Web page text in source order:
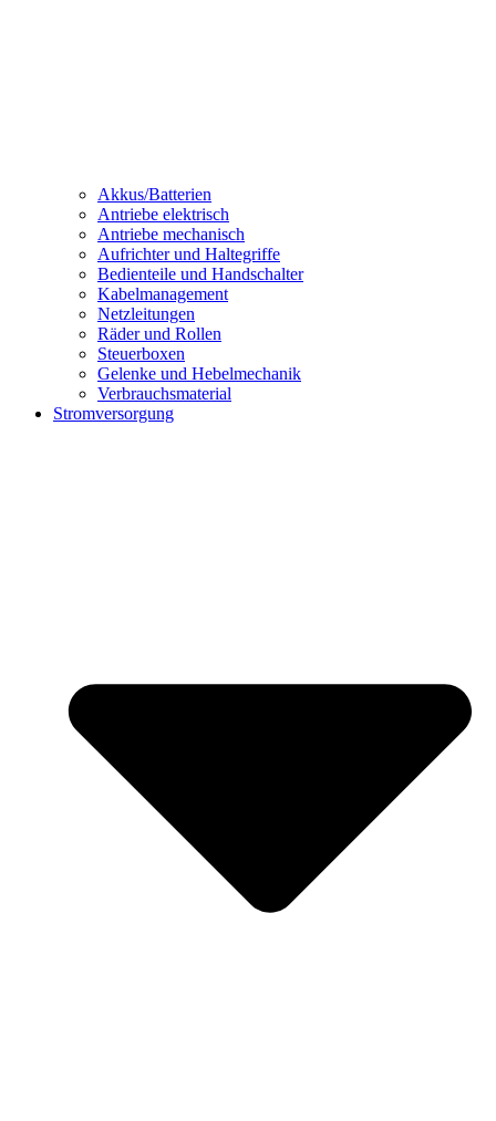
Akkus/Batterien
Antriebe elektrisch
Antriebe mechanisch
Aufrichter und Haltegriffe
Bedienteile und Handschalter
Kabelmanagement
Netzleitungen
Räder und Rollen
Steuerboxen
Gelenke und Hebelmechanik
Verbrauchsmaterial
Stromversorgung